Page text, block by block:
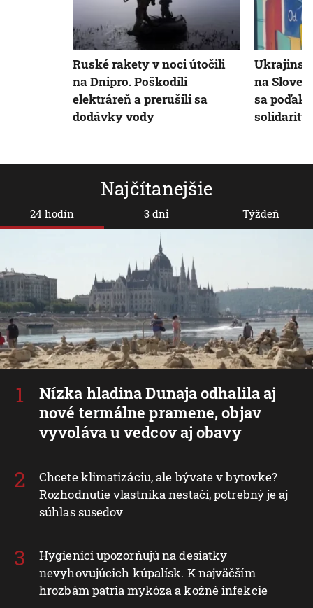
Najčítanejšie
24 hodín
Nízka hladina Dunaja odhalila aj
nové termálne pramene, objav
vyvoláva u vedcov aj obavy
Chcete klimatizáciu, ale bývate v bytovke?
Rozhodnutie vlastníka nestačí, potrebný je aj
súhlas susedov
Hygienici upozorňujú na desiatky
nevyhovujúcich kúpalísk. K najväčším
hrozbám patria mykóza a kožné infekcie
3 dni Týždeň
Ruské rakety v noci útočili
na Dnipro. Poškodili
elektráreň a prerušili sa
dodávky vody
na
sa
solidaritu